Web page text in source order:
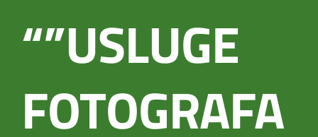
“”USLUGE
FOTOGRAFA